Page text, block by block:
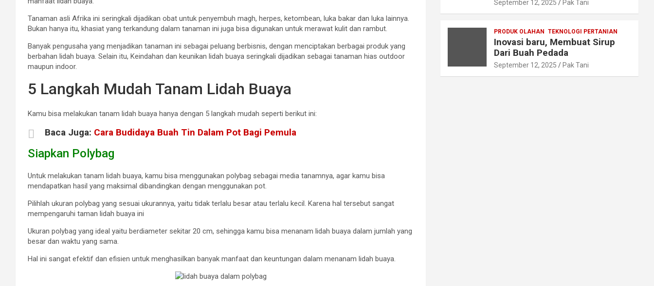
Tanaman asli Afrika ini seringkali dijadikan obat untuk penyembuh magh, herpes, ketombean, luka bakar dan luka lainnya.
Bukan hanya itu, khasiat yang terkandung dalam tanaman ini juga bisa digunakan untuk merawat kulit dan rambut.
Banyak pengusaha yang menjadikan tanaman ini sebagai peluang berbisnis, dengan menciptakan berbagai produk yang
berbahan lidah buaya. Selain itu, Keindahan dan keunikan lidah buaya seringkali dijadikan sebagai tanaman hias outdoor
maupun indoor.
5 Langkah Mudah Tanam Lidah Buaya
Kamu bisa melakukan tanam lidah buaya hanya dengan 5 langkah mudah seperti berikut ini:
Baca Juga: Cara Budidaya Buah Tin Dalam Pot Bagi Pemula
Siapkan Polybag
Untuk melakukan tanam lidah buaya, kamu bisa menggunakan polybag sebagai media tanamnya, agar kamu bisa
mendapatkan hasil yang maksimal dibandingkan dengan menggunakan pot.
Pilihlah ukuran polybag yang sesuai ukurannya, yaitu tidak terlalu besar atau terlalu kecil. Karena hal tersebut sangat
mempengaruhi taman lidah buaya ini
Ukuran polybag yang ideal yaitu berdiameter sekitar 20 cm, sehingga kamu bisa menanam lidah buaya dalam jumlah yang
besar dan waktu yang sama.
Hal ini sangat efektif dan efisien untuk menghasilkan banyak manfaat dan keuntungan dalam menanam lidah buaya.
September 12, 2025 Pak Tani
PRODUK OLAHAN TEKNOLOGI PERTANIAN
Inovasi baru, Membuat Sirup
Dari Buah Pedada
September 12, 2025 Pak Tani